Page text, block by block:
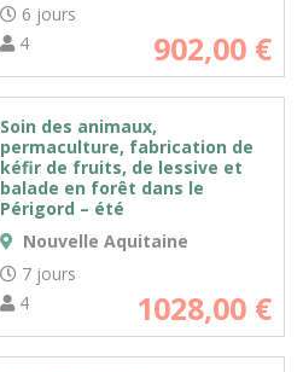
6 jours
4
902,00 €
Soin des animaux,
permaculture, fabrication de
kéfir de fruits, de lessive et
balade en forêt dans le
Périgord – été
Nouvelle Aquitaine
7 jours
4
1028,00 €